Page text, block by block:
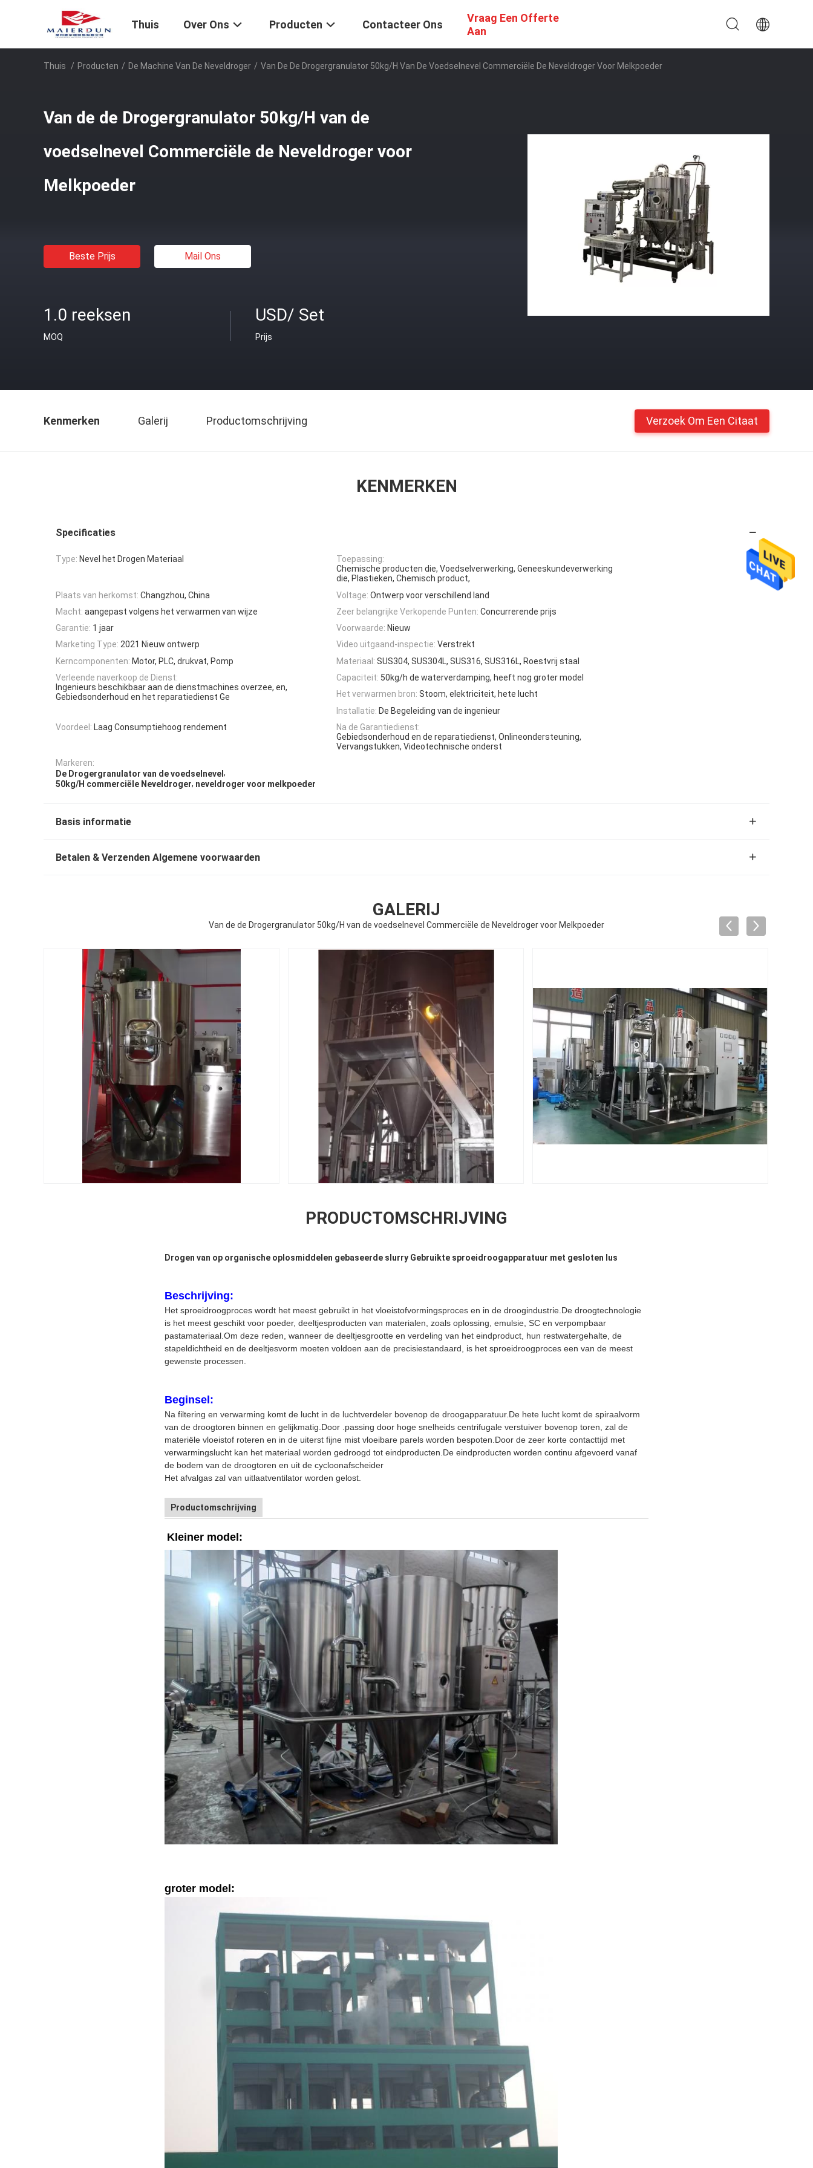
Thuis Over Ons Producten Contacteer Ons
Vraag Een Offerte
Aan
Thuis / Producten / De Machine Van De Neveldroger / Van De De Drogergranulator 50kg/H Van De Voedselnevel Commerciële De Neveldroger Voor Melkpoeder
Van de de Drogergranulator 50kg/H van de
voedselnevel Commerciële de Neveldroger voor
Melkpoeder
Beste Prijs Mail Ons
1.0 reeksen
MOQ
USD/ Set
Prijs
Kenmerken Galerij Productomschrijving Verzoek Om Een Citaat
KENMERKEN
Specificaties
Type: Nevel het Drogen Materiaal
Toepassing:
Chemische producten die, Voedselverwerking, Geneeskundeverwerking
die, Plastieken, Chemisch product,
Plaats van herkomst: Changzhou, China Voltage: Ontwerp voor verschillend land
Macht: aangepast volgens het verwarmen van wijze Zeer belangrijke Verkopende Punten: Concurrerende prijs
Garantie: 1 jaar Voorwaarde: Nieuw
Marketing Type: 2021 Nieuw ontwerp Video uitgaand-inspectie: Verstrekt
Kerncomponenten: Motor, PLC, drukvat, Pomp Materiaal: SUS304, SUS304L, SUS316, SUS316L, Roestvrij staal
Verleende naverkoop de Dienst:
Ingenieurs beschikbaar aan de dienstmachines overzee, en,
Gebiedsonderhoud en het reparatiedienst Ge
Capaciteit: 50kg/h de waterverdamping, heeft nog groter model
Het verwarmen bron: Stoom, elektriciteit, hete lucht
Installatie: De Begeleiding van de ingenieur
Voordeel: Laag Consumptiehoog rendement
Na de Garantiedienst:
Gebiedsonderhoud en de reparatiedienst, Onlineondersteuning,
Vervangstukken, Videotechnische onderst
Markeren:
De Drogergranulator van de voedselnevel,
50kg/H commerciële Neveldroger, neveldroger voor melkpoeder
Basis informatie
Betalen & Verzenden Algemene voorwaarden
GALERIJ
Van de de Drogergranulator 50kg/H van de voedselnevel Commerciële de Neveldroger voor Melkpoeder
PRODUCTOMSCHRIJVING
Drogen van op organische oplosmiddelen gebaseerde slurry Gebruikte sproeidroogapparatuur met gesloten lus
Beschrijving:
Het sproeidroogproces wordt het meest gebruikt in het vloeistofvormingsproces en in de droogindustrie.De droogtechnologie
is het meest geschikt voor poeder, deeltjesproducten van materialen, zoals oplossing, emulsie, SC en verpompbaar
pastamateriaal.Om deze reden, wanneer de deeltjesgrootte en verdeling van het eindproduct, hun restwatergehalte, de
stapeldichtheid en de deeltjesvorm moeten voldoen aan de precisiestandaard, is het sproeidroogproces een van de meest
gewenste processen.
Beginsel:
Na filtering en verwarming komt de lucht in de luchtverdeler bovenop de droogapparatuur.De hete lucht komt de spiraalvorm
van de droogtoren binnen en gelijkmatig.Door .passing door hoge snelheids centrifugale verstuiver bovenop toren, zal de
materiële vloeistof roteren en in de uiterst fijne mist vloeibare parels worden bespoten.Door de zeer korte contacttijd met
verwarmingslucht kan het materiaal worden gedroogd tot eindproducten.De eindproducten worden continu afgevoerd vanaf
de bodem van de droogtoren en uit de cycloonafscheider
Het afvalgas zal van uitlaatventilator worden gelost.
Productomschrijving
Kleiner model:
groter model: